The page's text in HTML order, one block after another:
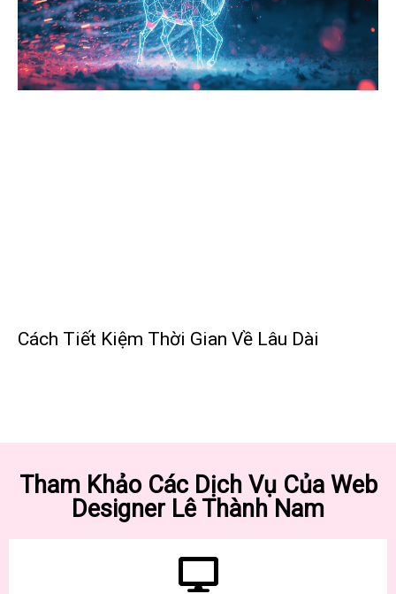
Cách Tiết Kiệm Thời Gian Về Lâu Dài
Tham Khảo Các Dịch Vụ Của Web
Designer Lê Thành Nam